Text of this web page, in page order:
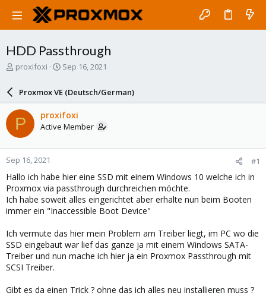
HDD Passthrough
T
a
d
s
t
a
r
t
e
r
proxifoxi
S
a
r
d
a
e
Sep 16, 2021
Proxmox VE (Deutsch/German)
P proxifoxi
Active Member
Sep 16, 2021 #1
Hallo ich habe hier eine SSD mit einem Windows 10 welche ich in
Proxmox via passthrough durchreichen möchte.
Ich habe soweit alles eingerichtet aber erhalte nun beim Booten
immer ein "Inaccessible Boot Device"
Ich vermute das hier mein Problem am Treiber liegt, im PC wo die
SSD eingebaut war lief das ganze ja mit einem Windows SATA-
Treiber und nun mache ich hier ja ein Proxmox Passthrough mit
SCSI Treiber.
Gibt es da einen Trick ? ohne das ich alles neu installieren muss ?